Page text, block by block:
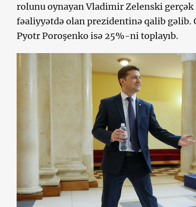
rolunu oynayan Vladimir Zelenski gerçək
fəaliyyətdə olan prezidentinə qalib gəlib.
Pyotr Poroşenko isə 25%-ni toplayıb.